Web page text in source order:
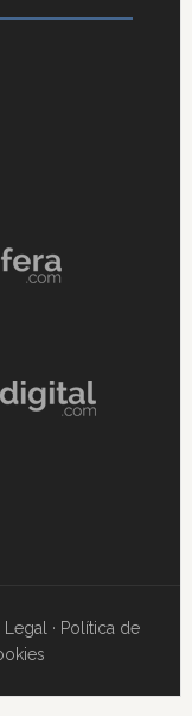
Legal · Política de